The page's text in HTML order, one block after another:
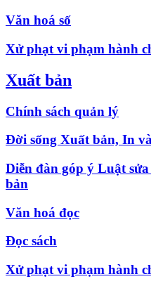
Văn hoá số
Xử phạt vi phạm hành
Xuất bản
Chính sách quản lý
Đời sống Xuất bản, In
Diễn đàn góp ý Luật
bản
Văn hoá đọc
Đọc sách
Xử phạt vi phạm hành